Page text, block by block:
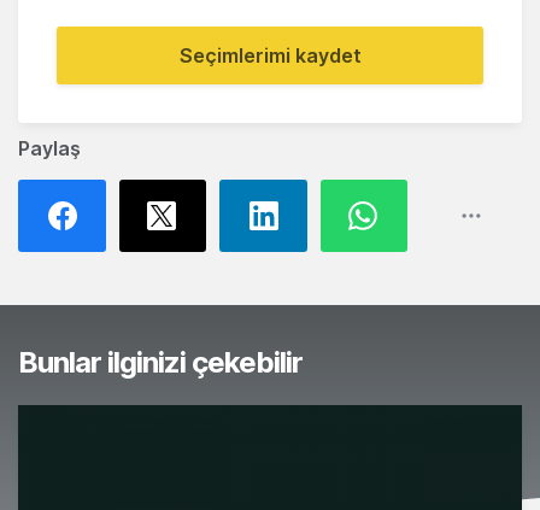
Paylaş
Seçimlerimi kaydet
Bunlar ilginizi çekebilir